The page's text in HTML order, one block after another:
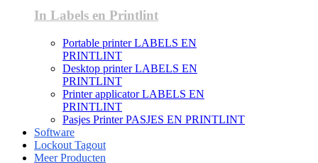
In Labels en Printlint
Portable printer LABELS EN
PRINTLINT
Desktop printer LABELS EN
PRINTLINT
Printer applicator LABELS EN
PRINTLINT
Pasjes Printer PASJES EN PRINTLINT
Software
Lockout Tagout
Meer Producten